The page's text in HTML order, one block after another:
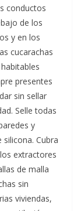
conductos
de los
y en los
cucarachas
presentes
sin sellar
Selle todas
y
Cubra
extractores
de malla
sin
viviendas,